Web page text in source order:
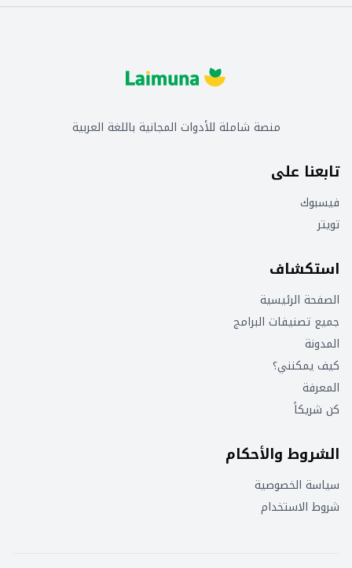
منصة شاملة للأدوات المجانية باللغة العربية
تابعنا على
فيسبوك
تويتر
استكشاف
الصفحة الرئيسية
جميع تصنيفات البرامج
المدونة
كيف يمكنني؟
المعرفة
كن شريكاً
الشروط والأحكام
سياسة الخصوصية
شروط الاستخدام